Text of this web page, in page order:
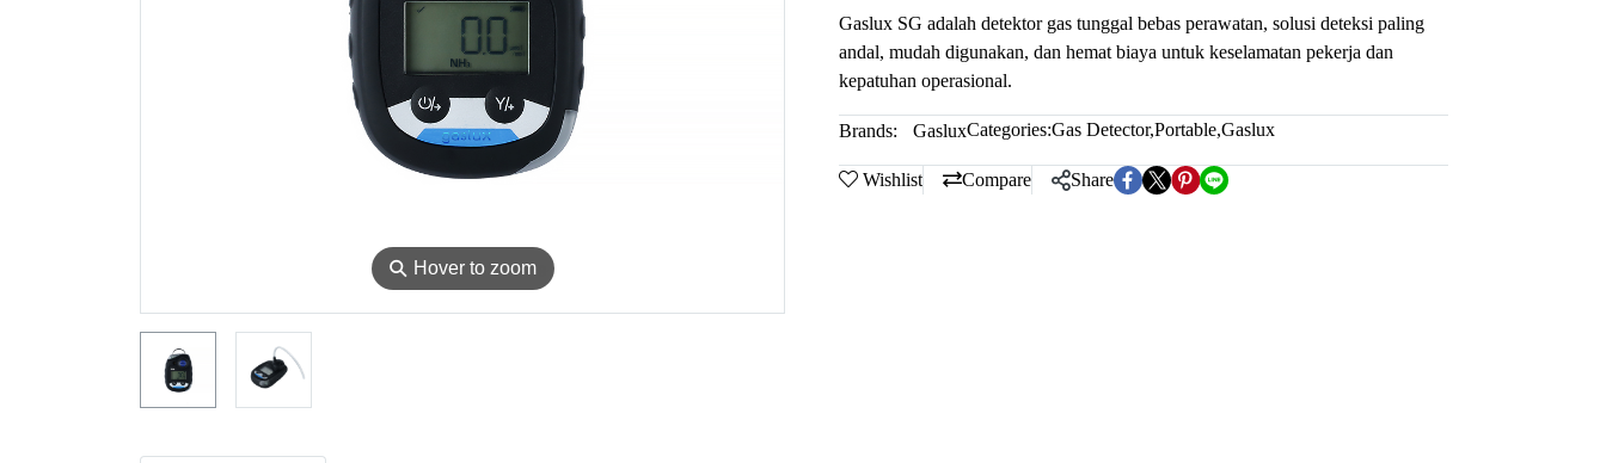
⚲ Hover to zoom
Gaslux SG adalah detektor gas tunggal bebas perawatan, solusi deteksi paling
andal, mudah digunakan, dan hemat biaya untuk keselamatan pekerja dan
kepatuhan operasional.
Brands: GasluxCategories:Gas Detector,Portable,Gaslux
Wishlist Compare Share